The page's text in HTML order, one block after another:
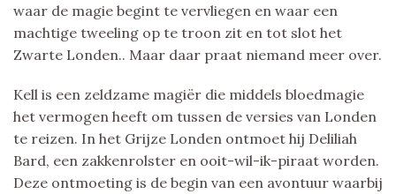
waar de magie begint te vervliegen en waar een
machtige tweeling op te troon zit en tot slot het
Zwarte Londen.. Maar daar praat niemand meer over.
Kell is een zeldzame magiër die middels bloedmagie
het vermogen heeft om tussen de versies van Londen
te reizen. In het Grijze Londen ontmoet hij Deliliah
Bard, een zakkenrolster en ooit-wil-ik-piraat worden.
Deze ontmoeting is de begin van een avontuur waarbij